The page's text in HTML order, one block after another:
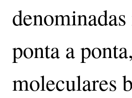
ponta a
moleculares